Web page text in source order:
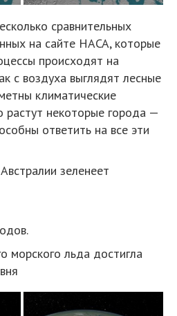
сравнительных
на сайте НАСА, которые
происходят на
с воздуха выглядят лесные
климатические
растут некоторые города —
ответить на все эти
зеленеет
морского льда достигла